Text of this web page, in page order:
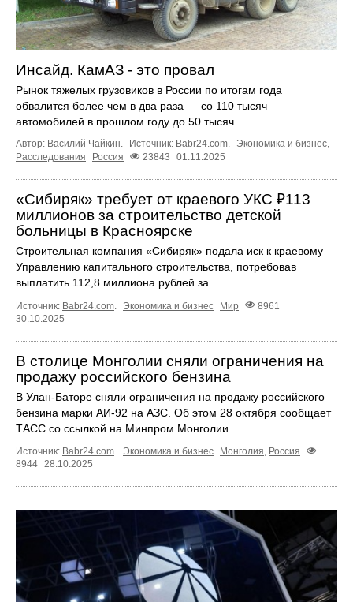
Инсайд. КамАЗ - это провал
Рынок тяжелых грузовиков в России по итогам года
обвалится более чем в два раза — со 110 тысяч
автомобилей в прошлом году до 50 тысяч.
Автор: Василий Чайкин. Источник: Babr24.com. Экономика и бизнес,
Расследования
Россия 23843 01.11.2025
«Сибиряк» требует от краевого УКС ₽113
миллионов за строительство детской
больницы в Красноярске
Строительная компания «Сибиряк» подала иск к краевому
Управлению капитального строительства, потребовав
выплатить 112,8 миллиона рублей за ...
Источник: Babr24.com Экономика и бизнес Мир
8961
30.10.2025
В столице Монголии сняли ограничения на
продажу российского бензина
В Улан-Баторе сняли ограничения на продажу российского
бензина марки АИ-92 на АЗС. Об этом 28 октября сообщает
ТАСС со ссылкой на Минпром Монголии.
Источник: Babr24.com Экономика и бизнес Монголия Россия
8944
28.10.2025